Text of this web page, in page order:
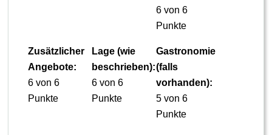
6 von 6
Punkte
Zusätzlicher
Angebote:
6 von 6
Punkte
Lage (wie
beschrieben):
6 von 6
Punkte
Gastronomie
(falls
vorhanden):
5 von 6
Punkte